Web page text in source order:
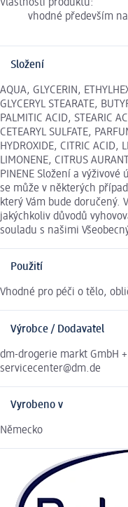
Vlastnosti produktu:
vhodné především
Složení
AQUA, GLYCERIN,
GLYCERYL STEARATE,
PALMITIC ACID, STEARIC
CETEARYL SULFATE,
HYDROXIDE, CITRIC ACID,
LIMONENE, CITRUS
PINENE Složení a
se může v některých
který Vám bude doručený.
jakýchkoliv důvodů
souladu s našimi
Použití
Vhodné pro péči o tělo,
Výrobce / Dodavatel
dm-drogerie markt GmbH
servicecenter@dm.de
Vyrobeno v
Německo